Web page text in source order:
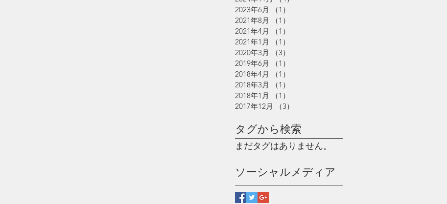
2023年6月
（1）
2021年8月
（1）
2021年4月
（1）
2021年1月
（1）
2020年3月
（3）
2019年6月
（1）
2018年4月
（1）
2018年3月
（1）
2018年1月
（1）
2017年12月
（3）
タグから検索
まだタグはありません。
ソーシャルメディア